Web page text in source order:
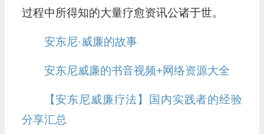
过程中所得知的大量疗愈资讯公诸于世。
安东尼·威廉的故事
安东尼威廉的书音视频+网络资源大全
【安东尼威廉疗法】国内实践者的经验
分享汇总